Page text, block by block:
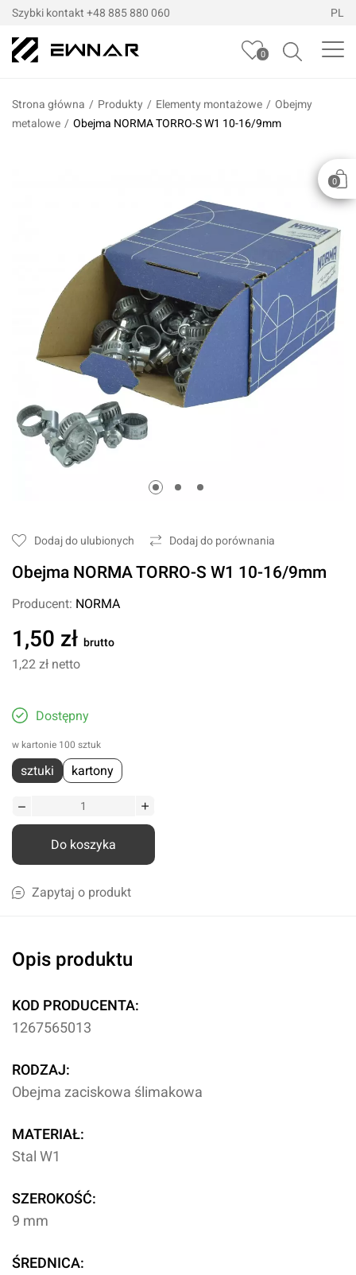
Szybki kontakt +48 885 880 060 PL
0
0
Strona główna / Produkty / Elementy montażowe / Obejmy
metalowe / Obejma NORMA TORRO-S W1 10-16/9mm
Dodaj do ulubionych Dodaj do porównania
Obejma NORMA TORRO-S W1 10-16/9mm
Producent: NORMA
1,50 zł brutto
1,22 zł netto
Dostępny
w kartonie 100 sztuk
sztuki kartony
Do koszyka
Zapytaj o produkt
Opis produktu
KOD PRODUCENTA:
1267565013
RODZAJ:
Obejma zaciskowa ślimakowa
MATERIAŁ:
Stal W1
SZEROKOŚĆ:
9 mm
ŚREDNICA: